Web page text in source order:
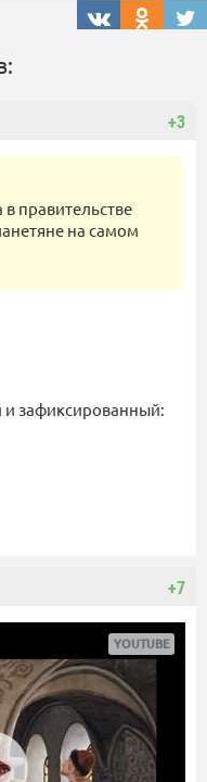
+3
правительстве
на самом
зафиксированный:
+7